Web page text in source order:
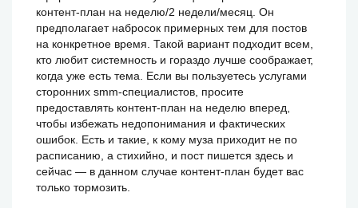
контент-план на неделю/2 недели/месяц. Он
предполагает набросок примерных тем для постов
на конкретное время. Такой вариант подходит всем,
кто любит системность и гораздо лучше соображает,
когда уже есть тема. Если вы пользуетесь услугами
сторонних smm-специалистов, просите
предоставлять контент-план на неделю вперед,
чтобы избежать недопонимания и фактических
ошибок. Есть и такие, к кому муза приходит не по
расписанию, а стихийно, и пост пишется здесь и
сейчас — в данном случае контент-план будет вас
только тормозить.